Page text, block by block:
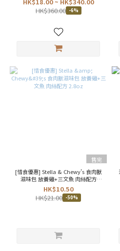
HK$360.00 -6%
售完
[惜食優惠] Stella & Chewy's 食肉獸
滋味包 放養雞+三文魚 肉絲配方
2.8oz
HK$10.50
HK$21.00 -50%